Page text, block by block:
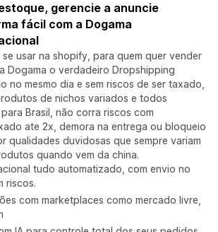
gerencie a anuncie
fácil com a Dogama
usar na shopify, para quem quer vender
Dogama o verdadeiro Dropshipping
no mesmo dia e sem riscos de ser taxado,
de nichos variados e todos
Brasil, não corra riscos com
ate 2x, demora na entrega ou bloqueio
qualidades duvidosas que sempre variam
quando vem da china.
tudo automatizado, com envio no
riscos.
com marketplaces como mercado livre,